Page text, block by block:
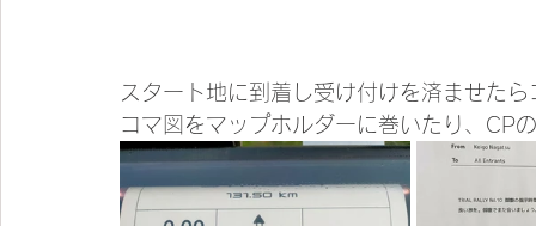
スタート地に到着し受け付けを済ませた
コマ図をマップホルダーに巻いたり、CP